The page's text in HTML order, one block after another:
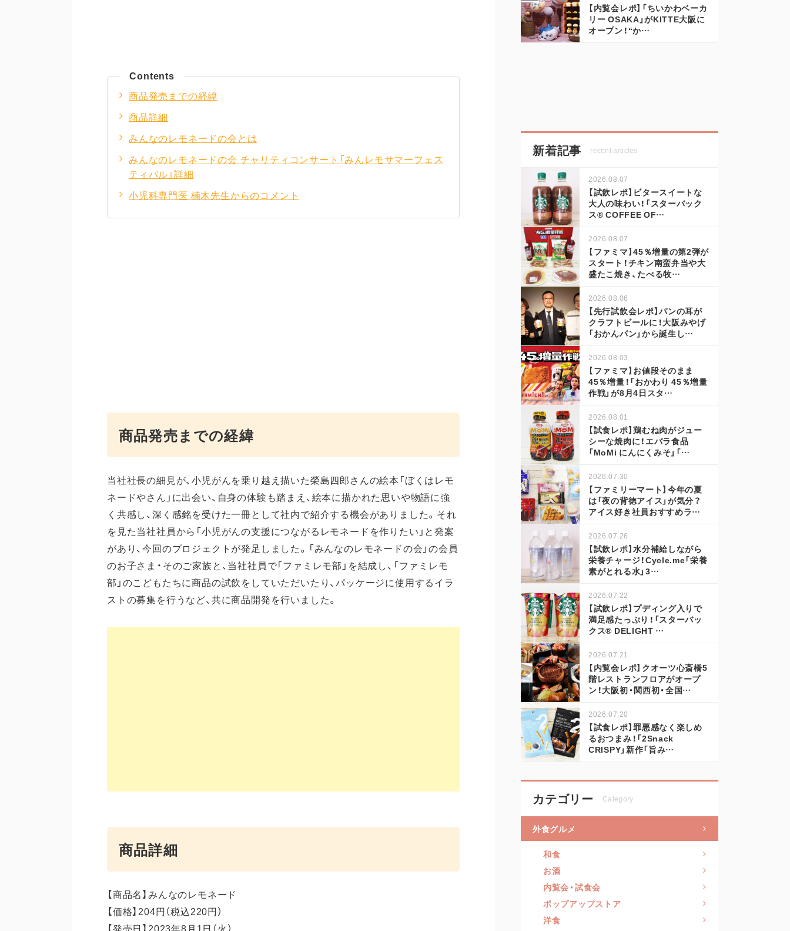
Contents
商品発売までの経緯
商品詳細
みんなのレモネードの会とは
みんなのレモネードの会 チャリティコンサート「みんレモサマーフェス
ティバル」詳細
小児科専門医 楠木先生からのコメント
商品発売までの経緯
当社社長の細見が、小児がんを乗り越え描いた榮島四郎さんの絵本「ぼくはレモ
ネードやさん」に出会い、自身の体験も踏まえ、絵本に描かれた思いや物語に強
く共感し、深く感銘を受けた一冊として社内で紹介する機会がありました。それ
を見た当社社員から「小児がんの支援につながるレモネードを作りたい」と発案
があり、今回のプロジェクトが発足しました。「みんなのレモネードの会」の会員
のお子さま・そのご家族と、当社社員で「ファミレモ部」を結成し、「ファミレモ
部」のこどもたちに商品の試飲をしていただいたり、パッケージに使用するイラ
ストの募集を行うなど、共に商品開発を行いました。
商品詳細
【商品名】みんなのレモネード
【価格】204円（税込220円）
【発売日】2023年8月1日（火）
【内覧会レポ】「ちいかわベーカ
リー OSAKA」がKITTE大阪に
オープン！“か…
新着記事 recent articles
2026.08.07
【試飲レポ】ビタースイートな
大人の味わい！「スターバック
ス® COFFEE OF…
2026.08.07
【ファミマ】45％増量の第2弾が
スタート！チキン南蛮弁当や大
盛たこ焼き、たべる牧…
2026.08.06
【先行試飲会レポ】パンの耳が
クラフトビールに！大阪みやげ
「おかんパン」から誕生し…
2026.08.03
【ファミマ】お値段そのまま
45％増量！「おかわり 45％増量
作戦」が8月4日スタ…
2026.08.01
【試食レポ】鶏むね肉がジュー
シーな焼肉に！エバラ食品
「MoMi にんにくみそ」「…
2026.07.30
【ファミリーマート】今年の夏
は「夜の背徳アイス」が気分？
アイス好き社員おすすめラ…
2026.07.26
【試飲レポ】水分補給しながら
栄養チャージ！Cycle.me「栄養
素がとれる水」3…
2026.07.22
【試飲レポ】プディング入りで
満足感たっぷり！「スターバッ
クス® DELIGHT …
2026.07.21
【内覧会レポ】クオーツ心斎橋5
階レストランフロアがオープ
ン！大阪初・関西初・全国…
2026.07.20
【試食レポ】罪悪感なく楽しめ
るおつまみ！「2Snack
CRISPY」新作「旨み…
カテゴリー Category
外食グルメ
和食
お酒
内覧会・試食会
ポップアップストア
洋食